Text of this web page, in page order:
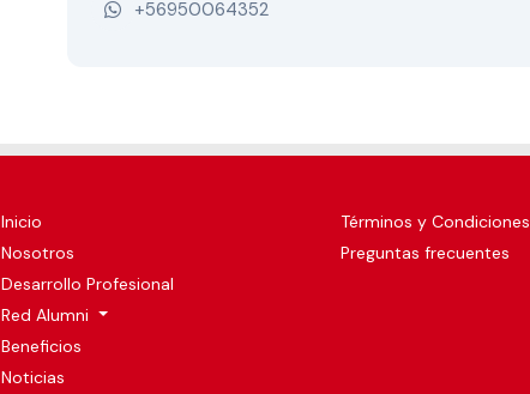
+56950064352
Inicio
Nosotros
Desarrollo Profesional
Red Alumni
Beneficios
Noticias
Términos y Condiciones
Preguntas frecuentes